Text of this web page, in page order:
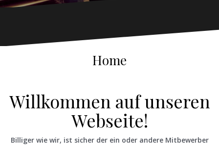
Home
Willkommen auf unseren
Webseite!
Billiger wie wir, ist sicher der ein oder andere Mitbewerber